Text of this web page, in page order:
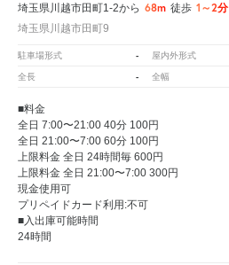
埼玉県川越市田町1-2から 68m 徒歩 1～2分
埼玉県川越市田町9
駐車場形式 - 屋内外形式
全長 - 全幅
■料金
全日 7:00〜21:00 40分 100円
全日 21:00〜7:00 60分 100円
上限料金 全日 24時間毎 600円
上限料金 全日 21:00〜7:00 300円
現金使用可
プリペイドカード利用:不可
■入出庫可能時間
24時間